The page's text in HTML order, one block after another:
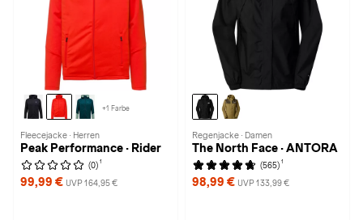
+1 Farbe
Fleecejacke · Herren
Peak Performance · Rider
(0) 1
99,99 € UVP 164,95 €
Regenjacke · Damen
The North Face · ANTORA
(565) 1
98,99 € UVP 133,99 €